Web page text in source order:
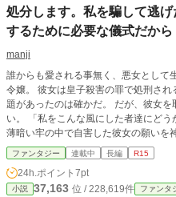
処分します。私を騙して逃
するために必要な儀式だから
manji
誰からも愛される事無く、悪女として
令嬢。 彼女は皇子殺害の罪で処刑される運命にあった
題があったのは確かだ。 だが、彼女
い。 「私をこんな風にした者達にどうか苦痛と罰を！！」 そう神に言い残し、
薄暗い牢の中で自害した彼女の願いを神は聞き届けた
怒りと憎しみで消滅してしまったアレ
せる。 その魂に与えられた使命は一つ
復だった。 この物語はアレーヌへと転生した山田花子(34歳)が、彼女の報復を
執行する物語である。
ファンタジー 連載中 長編 R15
24h.ポイント 7pt
小説 37,163 位 / 228,619件 ファンタ